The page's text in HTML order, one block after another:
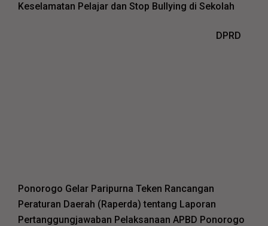
Keselamatan Pelajar dan Stop Bullying di Sekolah
DPRD
Ponorogo Gelar Paripurna Teken Rancangan
Peraturan Daerah (Raperda) tentang Laporan
Pertanggungjawaban Pelaksanaan APBD Ponorogo